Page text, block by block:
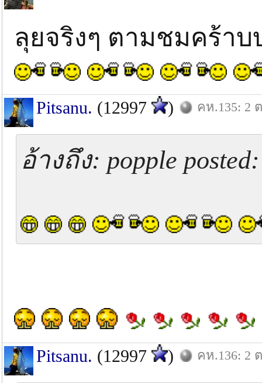
ลุยจริงๆ ตามชมคร้า
Pitsanu. (12997 ) คห.135: 2
อ้างถึง: popple
Pitsanu. (12997 ) คห.136: 2